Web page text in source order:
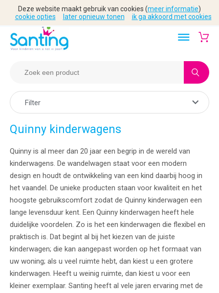
Filter
Quinny kinderwagens
Quinny is al meer dan 20 jaar een begrip in de wereld van
kinderwagens. De wandelwagen staat voor een modern
design en houdt de ontwikkeling van een kind daarbij hoog in
het vaandel. De unieke producten staan voor kwaliteit en het
hoogste gebruikscomfort zodat de Quinny kinderwagen een
lange levensduur kent. Een Quinny kinderwagen heeft hele
duidelijke voordelen. Zo is het een kinderwagen die flexibel en
praktisch is. Dat begint al bij het kiezen van de juiste
kinderwagen; die kan aangepast worden op het formaat van
uw woning; als u veel ruimte hebt, dan kiest u een grotere
kinderwagen. Heeft u weinig ruimte, dan kiest u voor een
kleiner exemplaar. Santing heeft al vele jaren ervaring met de
Deze website maakt gebruik van cookies (meer informatie)
cookie opties
later opnieuw tonen ik ga akkoord met cookies